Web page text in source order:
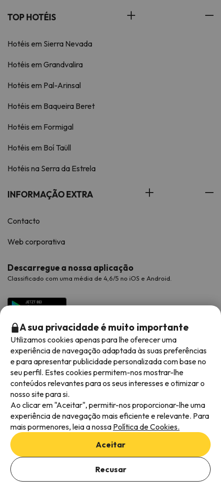
Adicionar datas para verificar a disponibilidade
Selecionar datas
TOP HOTÉIS
Hotéis em Sierra Nevada
Hotéis em Grandvalira
Hotéis em Pal-Arinsal
Hotéis em Baqueira Beret
Hotéis em Formigal
Hotéis em Boí Taüll
Hotéis na Serra da Estrela
INFORMAÇÃO EXTRA
Contacto
Web corporativa
Descarregue a nossa aplicação
Classificado com uma média de 4,6/5 no iOS e Android.
Métodos de pagamento disponíveis
Termos e condições gerais
Privacidade dos dados
Política de cookies
A sua privacidade é muito importante
Utilizamos cookies apenas para lhe oferecer uma
experiência de navegação adaptada às suas preferências
e para apresentar publicidade personalizada com base no
seu perfil. Estes cookies permitem-nos mostrar-lhe
conteúdos relevantes para os seus interesses e otimizar o
nosso site para si.
Ao clicar em "Aceitar", permitir-nos proporcionar-lhe uma
experiência de navegação mais eficiente e relevante. Para
mais pormenores, leia a nossa Política de Cookies.
Aceitar
Recusar